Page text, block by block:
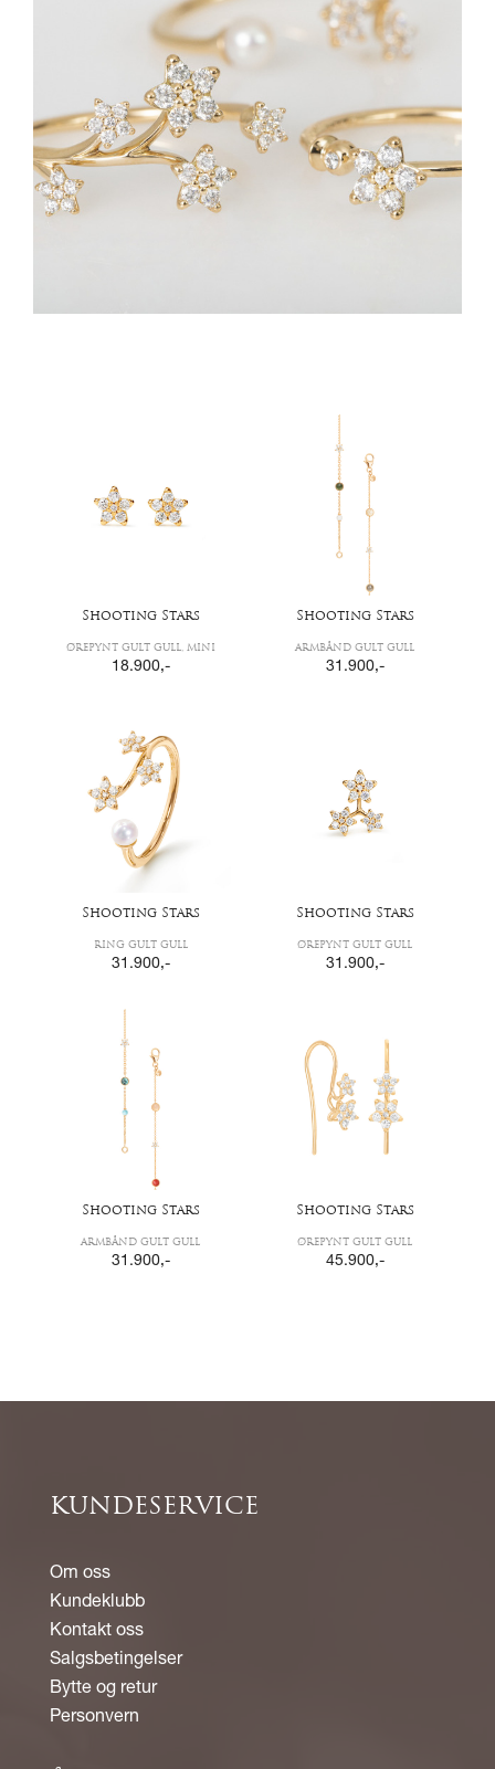
Shooting Stars
ØREPYNT GULT GULL, MINI
18.900,-
Shooting Stars
ARMBÅND GULT GULL
31.900,-
Shooting Stars
RING GULT GULL
31.900,-
Shooting Stars
ØREPYNT GULT GULL
31.900,-
Shooting Stars
ARMBÅND GULT GULL
31.900,-
Shooting Stars
ØREPYNT GULT GULL
45.900,-
KUNDESERVICE
Om oss
Kundeklubb
Kontakt oss
Salgsbetingelser
Bytte og retur
Personvern